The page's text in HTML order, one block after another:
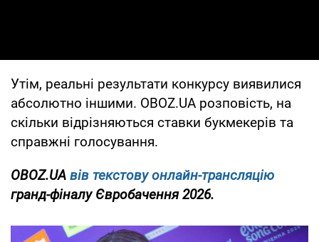
Утім, реальні результати конкурсу виявилися
абсолютно іншими. OBOZ.UA розповість, на
скільки відрізняються ставки букмекерів та
справжні голосування.
OBOZ.UA вів текстову онлайн-трансляцію
гранд-фіналу Євробачення 2026.